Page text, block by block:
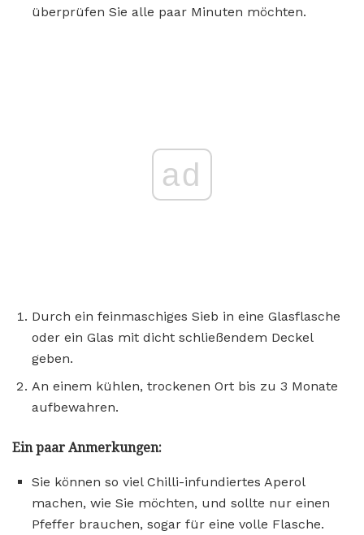
überprüfen Sie alle paar Minuten möchten.
ad
Durch ein feinmaschiges Sieb in eine Glasflasche
oder ein Glas mit dicht schließendem Deckel
geben.
An einem kühlen, trockenen Ort bis zu 3 Monate
aufbewahren.
Ein paar Anmerkungen:
Sie können so viel Chilli-infundiertes Aperol
machen, wie Sie möchten, und sollte nur einen
Pfeffer brauchen, sogar für eine volle Flasche.